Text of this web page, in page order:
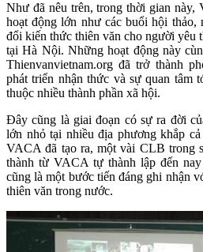
Như đã nêu trên, trong thời gian này,
hoạt động lớn như các buổi hội thảo,
đổi kiến thức thiên văn cho người yêu
tại Hà Nội. Những hoạt động này
Thienvanvietnam.org đã trở thành
phát triển nhận thức và sự quan tâm
thuộc nhiều thành phần xã hội.
Đây cũng là giai đoạn có sự ra đời
lớn nhỏ tại nhiều địa phương khắp
VACA đã tạo ra, một vài CLB trong
thành từ VACA tự thành lập đến
cũng là một bước tiến đáng ghi nhận
thiên văn trong nước.